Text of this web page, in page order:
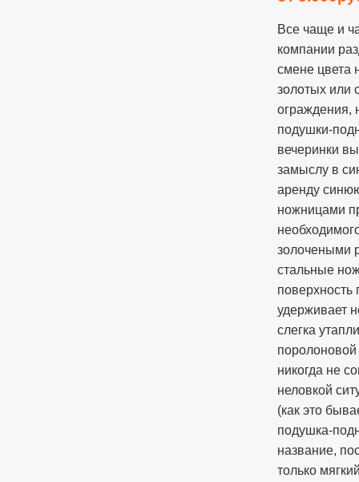
Все чаще и
компании
смене цвета
золотых или
ограждения,
подушки-
вечеринки
замыслу в
аренду
ножницами
золочеными
стальные
поверхность
удерживает
слегка
никогда не
неловкой
(как это
подушка-
название,
только